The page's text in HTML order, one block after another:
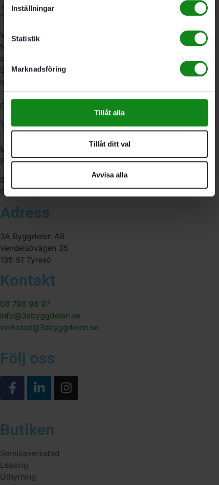
Inställningar
Statistik
Marknadsföring
Tillåt alla
Tillåt ditt val
Avvisa alla
3A Byggdelen
Vi är återförsäljare av elverktyg, tillbehör, infästning och
förbrukningsmaterial. Vi har en fysisk butik och
serviceverkstad i Stockholm samt en e-handel för hela
Sverige. Av oss får du professionell service av
medarbetare med gedigen erfarenhet.
Org. nr:
Våra öppettider
Måndag-Torsdag:
Fredag:
07:00-16:00
07:00-15:00
Adress
3A Byggdelen AB
Vendelsövägen 35
135 51 Tyresö
Kontakt
08 798 98 97
info@3abyggdelen.se
verkstad@3abyggdelen.se
Följ oss
Butiken
Serviceverkstad
Leasing
Uthyrning